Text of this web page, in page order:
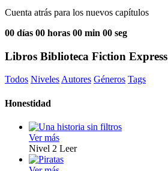
Cuenta atrás para los nuevos capítulos
00 días 00 horas 00 min 00 seg
Libros Biblioteca Fiction Express
Todos NivelesAutores Géneros Tags
Honestidad
Ver más
Nivel 2 Leer